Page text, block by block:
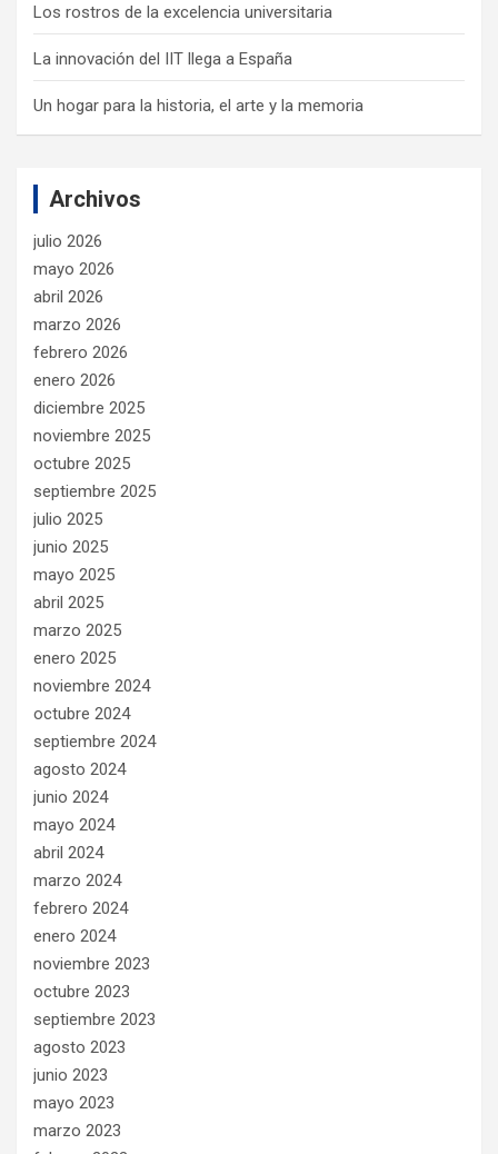
Los rostros de la excelencia universitaria
La innovación del IIT llega a España
Un hogar para la historia, el arte y la memoria
Archivos
julio 2026
mayo 2026
abril 2026
marzo 2026
febrero 2026
enero 2026
diciembre 2025
noviembre 2025
octubre 2025
septiembre 2025
julio 2025
junio 2025
mayo 2025
abril 2025
marzo 2025
enero 2025
noviembre 2024
octubre 2024
septiembre 2024
agosto 2024
junio 2024
mayo 2024
abril 2024
marzo 2024
febrero 2024
enero 2024
noviembre 2023
octubre 2023
septiembre 2023
agosto 2023
junio 2023
mayo 2023
marzo 2023